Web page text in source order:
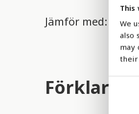
This
We
also
may
their
C
Jämför med:
Förklaring